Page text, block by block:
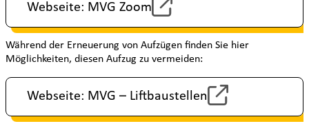
Webseite: MVG Zoom
Während der Erneuerung von Aufzügen finden Sie hier
Möglichkeiten, diesen Aufzug zu vermeiden:
Webseite: MVG – Liftbaustellen